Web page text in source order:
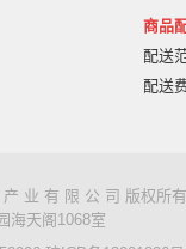
商品
配送
配送
业 有 限 公 司 版权所
海天阁1068室